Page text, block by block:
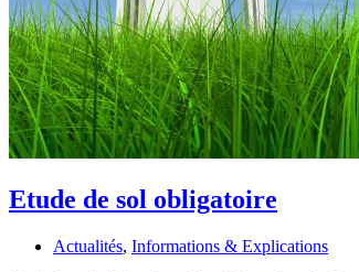
Etude de sol obligatoire
Actualités, Informations & Explications